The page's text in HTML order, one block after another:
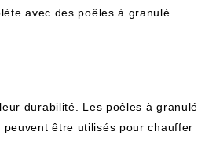
avec des poêles à granulé
durabilité. Les poêles à granulé
être utilisés pour chauffer